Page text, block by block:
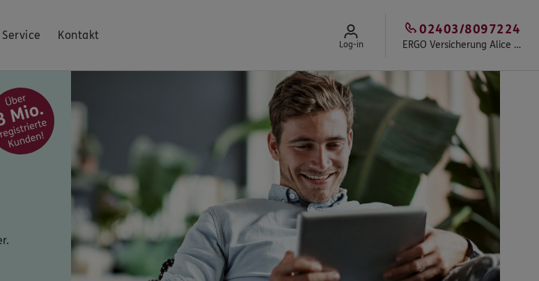
Service Kontakt
Log-in ERGO Versicherung Alice Czepiel
02403/8097224